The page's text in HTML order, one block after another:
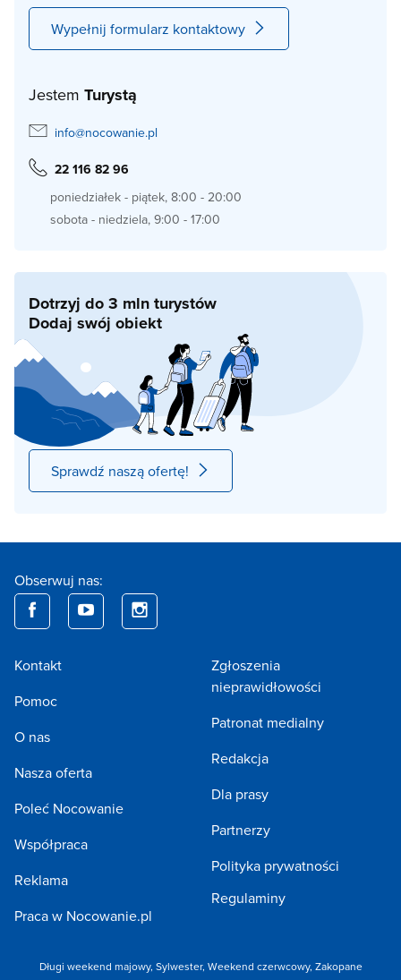
Wypełnij formularz kontaktowy
Jestem Turystą
info@nocowanie.pl
22 116 82 96
poniedziałek - piątek, 8:00 - 20:00
sobota - niedziela, 9:00 - 17:00
Dotrzyj do 3 mln turystów
Dodaj swój obiekt
Sprawdź naszą ofertę!
Obserwuj nas:
Kontakt
Pomoc
O nas
Nasza oferta
Poleć Nocowanie
Współpraca
Reklama
Praca w Nocowanie.pl
Zgłoszenia
nieprawidłowości
Patronat medialny
Redakcja
Dla prasy
Partnerzy
Polityka prywatności
Regulaminy
Długi weekend majowy, Sylwester, Weekend czerwcowy, Zakopane